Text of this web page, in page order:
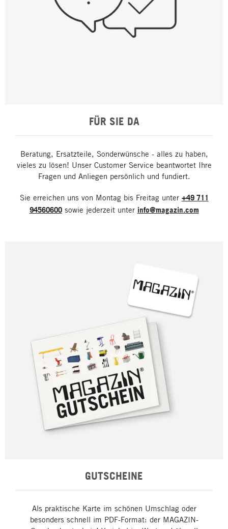
FÜR SIE DA
Beratung, Ersatzteile, Sonderwünsche - alles zu haben,
vieles zu lösen! Unser Customer Service beantwortet Ihre
Fragen und Anliegen persönlich und fundiert.
Sie erreichen uns von Montag bis Freitag unter +49 711
94560600sowie jederzeit unter info@magazin.com
GUTSCHEINE
Als praktische Karte im schönen Umschlag oder
besonders schnell im PDF-Format: der MAGAZIN-